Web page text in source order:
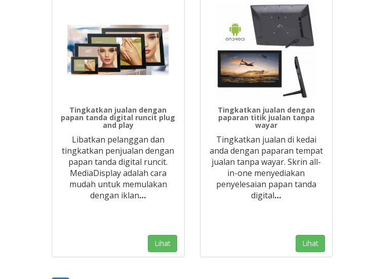
Tingkatkan jualan dengan
papan tanda digital runcit plug
and play
Libatkan pelanggan dan
tingkatkan penjualan dengan
papan tanda digital runcit.
MediaDisplay adalah cara
mudah untuk memulakan
dengan iklan…
Lihat
Tingkatkan jualan dengan
paparan titik jualan tanpa
wayar
Tingkatkan jualan di kedai
anda dengan paparan tempat
jualan tanpa wayar. Skrin all-
in-one menyediakan
penyelesaian papan tanda
digital…
Lihat